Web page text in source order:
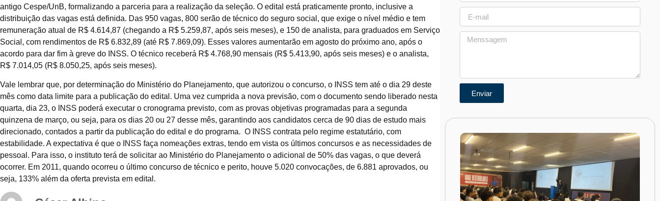
antigo Cespe/UnB, formalizando a parceria para a realização da seleção. O edital está praticamente pronto, inclusive a
distribuição das vagas está definida. Das 950 vagas, 800 serão de técnico do seguro social, que exige o nível médio e tem
remuneração atual de R$ 4.614,87 (chegando a R$ 5.259,87, após seis meses), e 150 de analista, para graduados em Serviço
Social, com rendimentos de R$ 6.832,89 (até R$ 7.869,09). Esses valores aumentarão em agosto do próximo ano, após o
acordo para dar fim à greve do INSS. O técnico receberá R$ 4.768,90 mensais (R$ 5.413,90, após seis meses) e o analista,
R$ 7.014,05 (R$ 8.050,25, após seis meses).
Vale lembrar que, por determinação do Ministério do Planejamento, que autorizou o concurso, o INSS tem até o dia 29 deste
mês como data limite para a publicação do edital. Uma vez cumprida a nova previsão, com o documento sendo liberado nesta
quarta, dia 23, o INSS poderá executar o cronograma previsto, com as provas objetivas programadas para a segunda
quinzena de março, ou seja, para os dias 20 ou 27 desse mês, garantindo aos candidatos cerca de 90 dias de estudo mais
direcionado, contados a partir da publicação do edital e do programa. O INSS contrata pelo regime estatutário, com
estabilidade. A expectativa é que o INSS faça nomeações extras, tendo em vista os últimos concursos e as necessidades de
pessoal. Para isso, o instituto terá de solicitar ao Ministério do Planejamento o adicional de 50% das vagas, o que deverá
ocorrer. Em 2011, quando ocorreu o último concurso de técnico e perito, houve 5.020 convocações, de 6.881 aprovados, ou
seja, 133% além da oferta prevista em edital.
Enviar